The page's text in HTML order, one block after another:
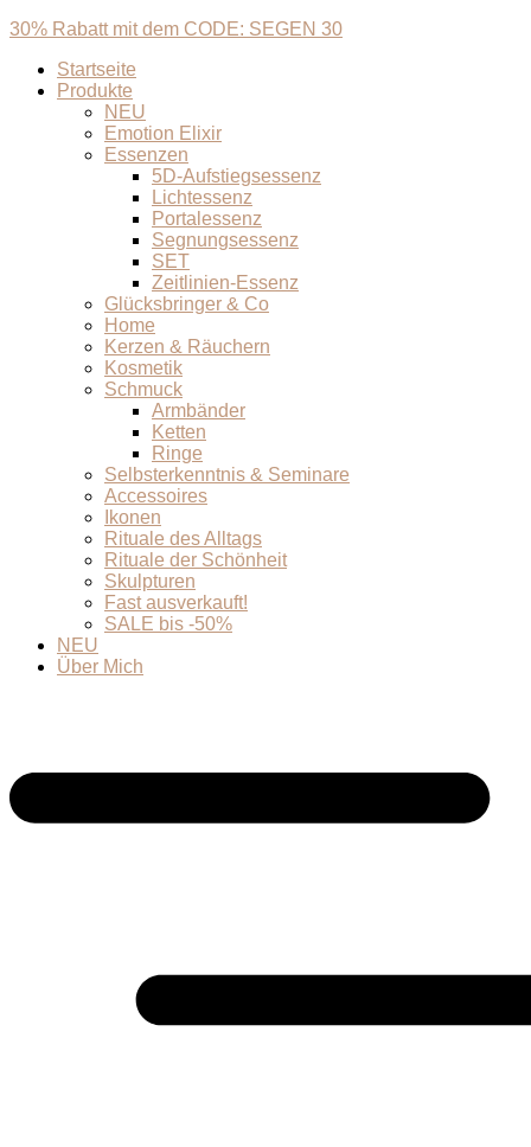
30% Rabatt mit dem CODE: SEGEN 30
Startseite
Produkte
NEU
Emotion Elixir
Essenzen
5D-Aufstiegsessenz
Lichtessenz
Portalessenz
Segnungsessenz
SET
Zeitlinien-Essenz
Glücksbringer & Co
Home
Kerzen & Räuchern
Kosmetik
Schmuck
Armbänder
Ketten
Ringe
Selbsterkenntnis & Seminare
Accessoires
Ikonen
Rituale des Alltags
Rituale der Schönheit
Skulpturen
Fast ausverkauft!
SALE bis -50%
NEU
Über Mich